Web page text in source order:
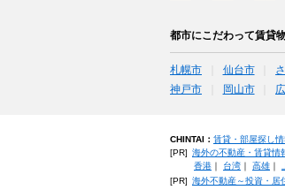
都市にこだわって賃貸
札幌市 仙台市
神戸市
岡山市
CHINTAI： 賃貸・部屋探し情
[PR] 海外の不動産・賃貸情
香港｜ 台湾｜ 高雄｜
[PR] 海外不動産～投資・居